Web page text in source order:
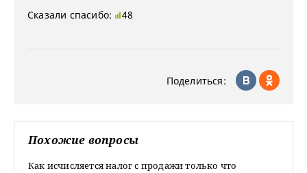
Сказали спасибо: 48
Поделиться:
Похожие вопросы
Как исчисляется налог с продажи только что